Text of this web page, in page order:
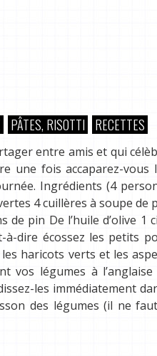
PÂTES, RISOTTI RECETTES
entre amis et qui
une fois accaparez-vous
Ingrédients (4
4 cuillères à soupe de
pin De l’huile d’olive 1
à-dire écossez les petits
haricots verts et les
vos légumes à l’anglaise
les immédiatement
des légumes (il ne